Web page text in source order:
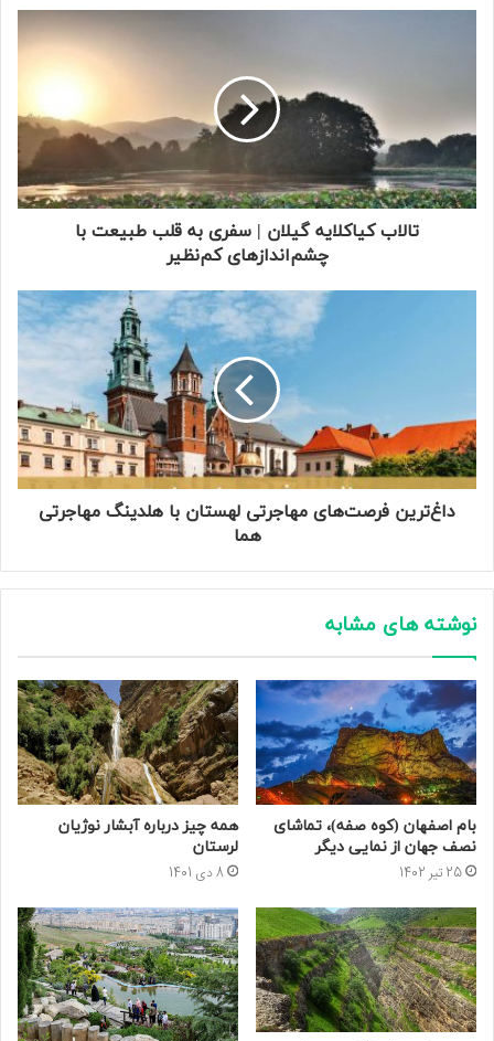
تالاب کیاکلایه گیلان | سفری به قلب طبیعت با
چشم‌اندازهای کم‌نظیر
داغ‌ترین فرصت‌های مهاجرتی لهستان با هلدینگ مهاجرتی
هما
نوشته های مشابه
بام اصفهان (کوه صفه)، تماشای
نصف جهان از نمایی دیگر
25 تیر 1402
همه چیز درباره آبشار نوژیان
لرستان
8 دی 1401